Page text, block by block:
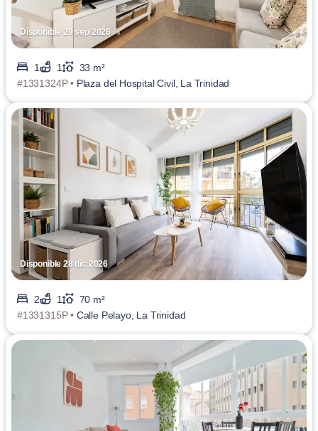
Disponible 29 sep 2026
1 1
33 m²
#1331324P • Plaza del Hospital Civil, La Trinidad
Disponible 28 dic 2026
2 1
70 m²
#1331315P • Calle Pelayo, La Trinidad